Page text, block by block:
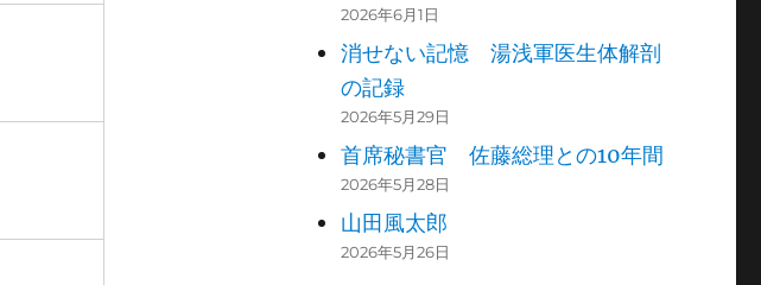
2026年6月1日
消せない記憶 湯浅軍医生体解剖
の記録
2026年5月29日
首席秘書官 佐藤総理との10年間
2026年5月28日
山田風太郎
2026年5月26日